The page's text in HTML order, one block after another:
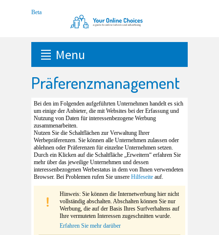
Menu
Präferenzmanagement
Bei den im Folgenden aufgeführten Unternehmen handelt es sich
um einige der Anbieter, die mit Websites bei der Erfassung und
Nutzung von Daten für interessenbezogene Werbung
zusammenarbeiten.
Nutzen Sie die Schaltflächen zur Verwaltung Ihrer
Werbepräferenzen. Sie können alle Unternehmen zulassen oder
ablehnen oder Präferenzen für einzelne Unternehmen setzen.
Durch ein Klicken auf die Schaltfläche „Erweitern“ erfahren Sie
mehr über das jeweilige Unternehmen und dessen
interessenbezogenen Werbestatus in dem von Ihnen verwendeten
Browser. Bei Problemen rufen Sie unsere Hilfeseite auf.
Hinweis: Sie können die Internetwerbung hier nicht
vollständig abschalten. Abschalten können Sie nur
Werbung, die auf der Basis Ihres Surfverhaltens auf
Ihre vermuteten Interessen zugeschnitten wurde.
Erfahren Sie mehr darüber